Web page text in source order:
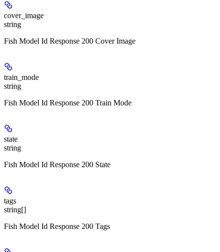
cover_image
string
Fish Model Id Response 200 Cover Image
train_mode
string
Fish Model Id Response 200 Train Mode
state
string
Fish Model Id Response 200 State
tags
string[]
Fish Model Id Response 200 Tags